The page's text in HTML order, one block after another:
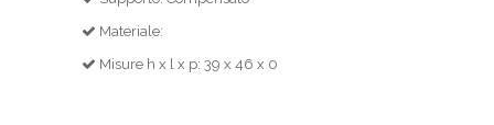
Materiale:
Misure h x l x p: 39 x 46 x 0